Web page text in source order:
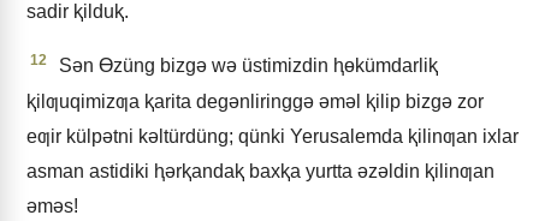
sadir ⱪilduⱪ.
12
Sǝn Ɵzüng bizgǝ wǝ üstimizdin ⱨɵkümdarliⱪ
ⱪilƣuqimizƣa ⱪarita degǝnliringgǝ ǝmǝl ⱪilip bizgǝ zor
eƣir külpǝtni kǝltürdüng; qünki Yerusalemda ⱪilinƣan ixlar
asman astidiki ⱨǝrⱪandaⱪ baxⱪa yurtta ǝzǝldin ⱪilinƣan
ǝmǝs!